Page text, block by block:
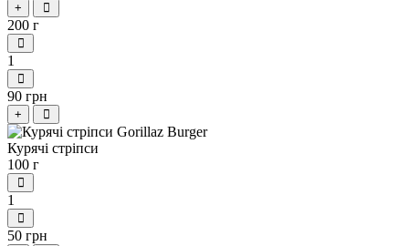
+
200 г
1
90 грн
+
Курячі стріпси
100 г
1
50 грн